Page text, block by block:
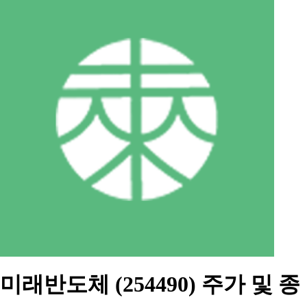
미래반도체 (254490) 주가 및 종